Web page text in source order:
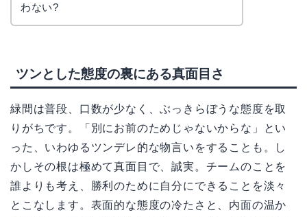
わない?
ツンとした態度の裏にある真面目さ
緑間は普段、口数が少なく、ぶっきらぼうな態度を取
りがちです。「別にお前のためじゃないからな」とい
った、いわゆるツンデレ的な物言いをすることも。し
かしその根は極めて真面目で、誠実。チームのことを
誰よりも考え、勝利のために自分にできることを淡々
とこなします。表面的な態度の冷たさと、内面の温か